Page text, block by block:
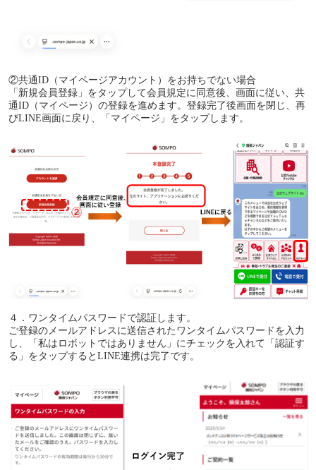
②共通ID（マイページアカウント）をお持ちでない場合
「新規会員登録」をタップして会員規定に同意後、画面に従い、共
通ID（マイページ）の登録を進めます。登録完了後画面を閉じ、再
びLINE画面に戻り、「マイページ」をタップします。
４．ワンタイムパスワードで認証します。
ご登録のメールアドレスに送信されたワンタイムパスワードを入力
し、「私はロボットではありません」にチェックを入れて「認証す
る」をタップするとLINE連携は完了です。